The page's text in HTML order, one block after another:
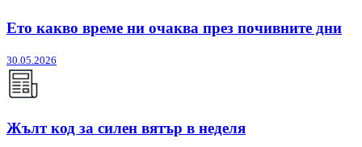
Ето какво време ни очаква през почивните дни
30.05.2026
Жълт код за силен вятър в неделя